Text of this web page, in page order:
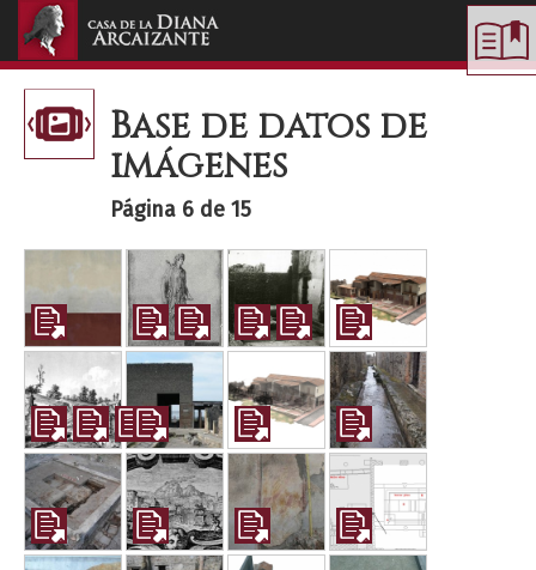
Base de datos de
imágenes
Página 6 de 15